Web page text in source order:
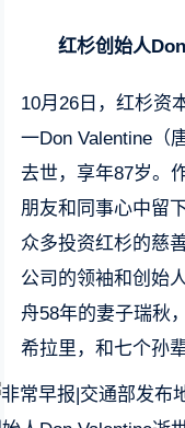
红杉创始人
10月26日，红杉资
一Don Valentine（
去世，享年87岁。
朋友和同事心中留
众多投资红杉的慈
公司的领袖和创始
舟58年的妻子瑞秋
希拉里，和七个孙